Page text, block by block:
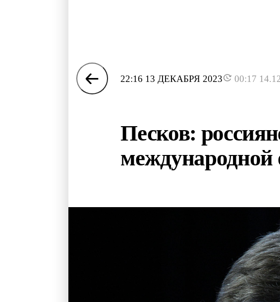
22:16 13 ДЕКАБРЯ 2023 00:17
Песков:
международной